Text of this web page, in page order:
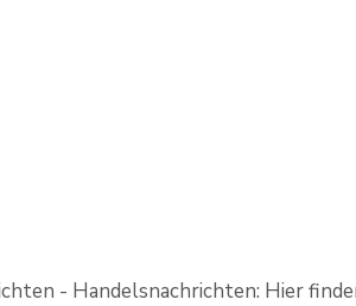
- Handelsnachrichten: Hier